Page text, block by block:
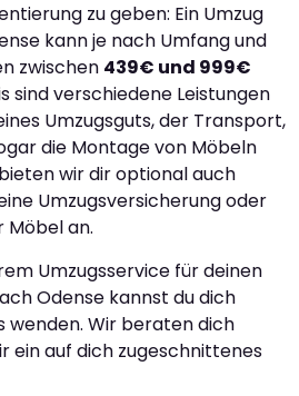
zu geben: Ein Umzug
kann je nach Umfang und
zwischen 439€ und 999€
sind verschiedene Leistungen
Umzugsguts, der Transport,
die Montage von Möbeln
wir dir optional auch
Umzugsversicherung oder
Möbel an.
Umzugsservice für deinen
Odense kannst du dich
wenden. Wir beraten dich
ein auf dich zugeschnittenes